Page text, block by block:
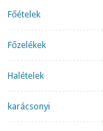
Főételek
Főzelékek
Halételek
karácsonyi